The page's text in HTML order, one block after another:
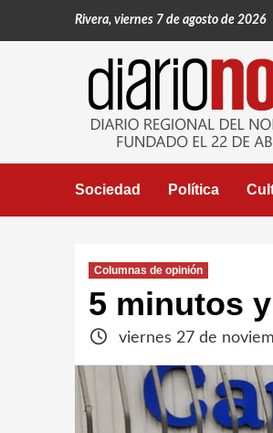
Rivera, viernes 7 de agosto de 2026
Sociedad Política
Columnas de opinión
5 minutos
viernes 27 de